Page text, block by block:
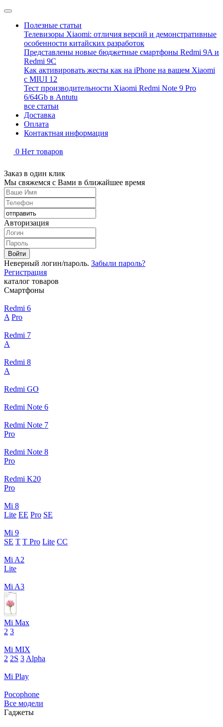
Полезные статьи
Телевизоры Xiaomi: отличия версий и демонстративные
особенности китайских разработок
Представлены новые бюджетные смартфоны Redmi 9A и
Redmi 9C
Как активировать жесты как на iPhone на вашем Xiaomi
с MIUI 12
Тест производительности Xiaomi Redmi Note 9 Pro
6/64Gb в Antutu
все статьи
Доставка
Оплата
Контактная информация
0 Нет товаров
Заказ в один клик
Мы свяжемся с Вами в ближайшее время
Авторизация
Войти
Неверный логин/пароль. Забыли пароль?
Регистрация
каталог товаров
Смартфоны
Redmi 6
A Pro
Redmi 7
A
Redmi 8
A
Redmi GO
Redmi Note 6
Redmi Note 7
Pro
Redmi Note 8
Pro
Redmi K20
Pro
Mi 8
Lite EE Pro SE
Mi 9
SE T T Pro Lite CC
Mi A2
Lite
Mi A3
Mi Max
2 3
Mi MIX
2 2S 3 Alpha
Mi Play
Pocophone
Все модели
Гаджеты